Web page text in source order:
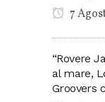
7
“Rovere
al mare,
Groovers